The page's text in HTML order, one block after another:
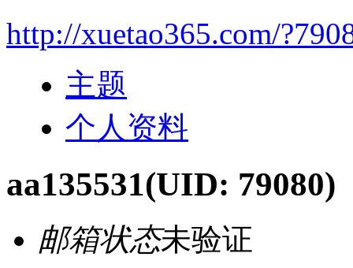
http://xuetao365.com/
主题
个人资料
aa135531(UID: 79080)
邮箱状态未验证